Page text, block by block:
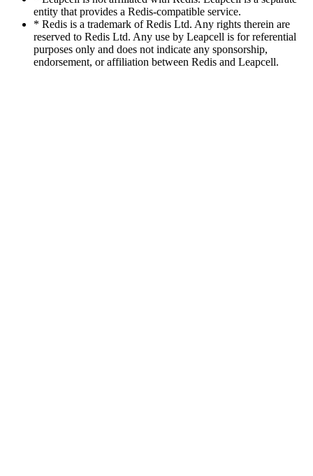
entity that provides a Redis-compatible service.
* Redis is a trademark of Redis Ltd. Any rights therein are
reserved to Redis Ltd. Any use by Leapcell is for referential
purposes only and does not indicate any sponsorship,
endorsement, or affiliation between Redis and Leapcell.